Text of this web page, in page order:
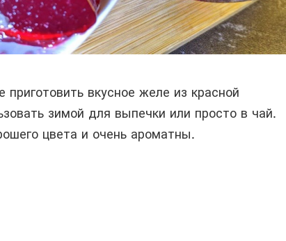
вкусное желе из красной
зимой для выпечки или просто в чай.
цвета и очень ароматны.